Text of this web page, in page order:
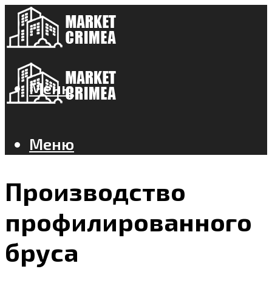
Меню
Меню
Производство
профилированного
бруса